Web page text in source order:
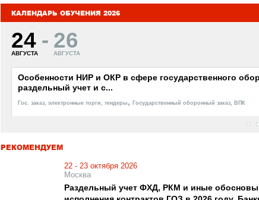
КАЛЕНДАРЬ ОБУЧЕНИЯ 2026
24
АВГУСТА
- 26
АВГУСТА
Особенности НИР и ОКР в сфере государственного
раздельный учет и с...
Гос. заказ, электронные торги, тендеры , Государственный оборонный заказ, ВПК
РЕКОМЕНДУЕМ
22 - 23 октября 2026
Москва
Раздельный учет ФХД, РКМ и иные